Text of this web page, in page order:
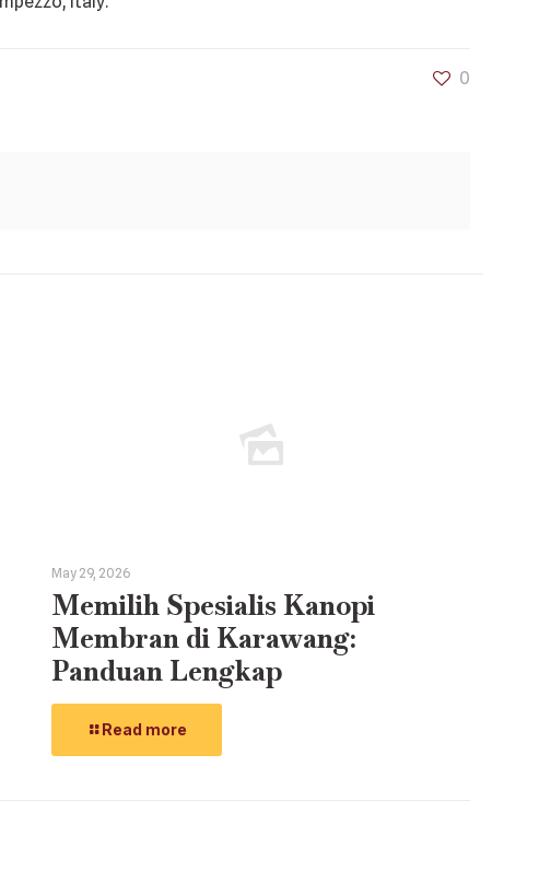
0
May 29, 2026
Memilih Spesialis Kanopi
Membran di Karawang:
Panduan Lengkap
Read more